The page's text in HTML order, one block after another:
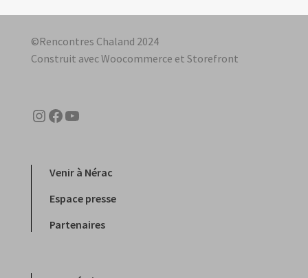
©Rencontres Chaland 2024
Construit avec Woocommerce et Storefront
Instagram
Facebook
YouTube
Venir à Nérac
Espace presse
Partenaires